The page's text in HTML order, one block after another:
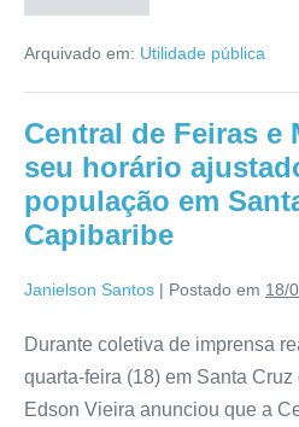
Arquivado em: Utilidade pública
Central de Feiras e
seu horário
população em
Capibaribe
Janielson Santos | Postado em 18/
Durante coletiva de imprensa
quarta-feira (18) em Santa
Edson Vieira anunciou que a